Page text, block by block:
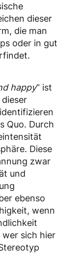
dieser
die man
oder in gut
happy“ ist
Quo. Durch
Diese
zwar
und
ebenso
wenn
wer sich hier